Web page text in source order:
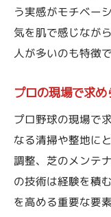
う実感がモチベー
気を肌で感じなが
人が多いのも特徴で
プロの現場で求
プロ野球の現場で
なる清掃や整地に
調整、芝のメンテ
の技術は経験を積
を高める重要な要